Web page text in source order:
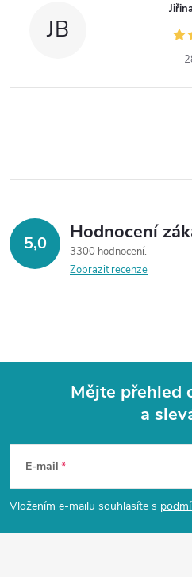
JB
5,0 Hodnocení
3300 hodnocení
Zobrazit recenze
p
a
Mějte přehled
a
E-mail
Vložením e-mailu souhlasíte s